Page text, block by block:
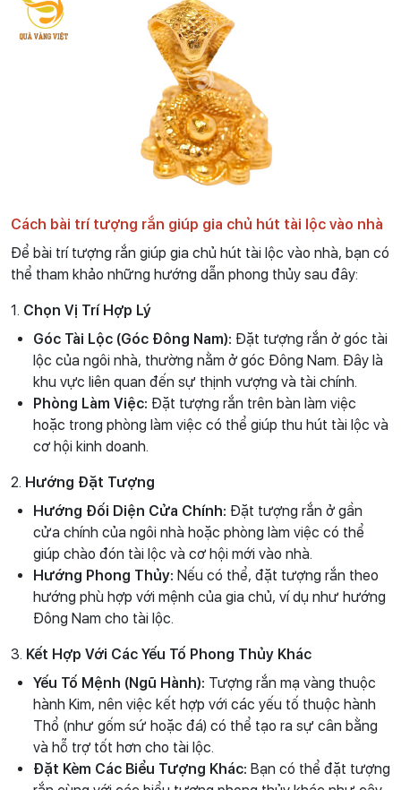
Cách bài trí tượng rắn giúp gia chủ hút tài lộc vào nhà
Để bài trí tượng rắn giúp gia chủ hút tài lộc vào nhà, bạn có
thể tham khảo những hướng dẫn phong thủy sau đây:
1. Chọn Vị Trí Hợp Lý
Góc Tài Lộc (Góc Đông Nam): Đặt tượng rắn ở góc tài
lộc của ngôi nhà, thường nằm ở góc Đông Nam. Đây là
khu vực liên quan đến sự thịnh vượng và tài chính.
Phòng Làm Việc: Đặt tượng rắn trên bàn làm việc
hoặc trong phòng làm việc có thể giúp thu hút tài lộc và
cơ hội kinh doanh.
2. Hướng Đặt Tượng
Hướng Đối Diện Cửa Chính: Đặt tượng rắn ở gần
cửa chính của ngôi nhà hoặc phòng làm việc có thể
giúp chào đón tài lộc và cơ hội mới vào nhà.
Hướng Phong Thủy: Nếu có thể, đặt tượng rắn theo
hướng phù hợp với mệnh của gia chủ, ví dụ như hướng
Đông Nam cho tài lộc.
3. Kết Hợp Với Các Yếu Tố Phong Thủy Khác
Yếu Tố Mệnh (Ngũ Hành): Tượng rắn mạ vàng thuộc
hành Kim, nên việc kết hợp với các yếu tố thuộc hành
Thổ (như gốm sứ hoặc đá) có thể tạo ra sự cân bằng
và hỗ trợ tốt hơn cho tài lộc.
Đặt Kèm Các Biểu Tượng Khác: Bạn có thể đặt tượng